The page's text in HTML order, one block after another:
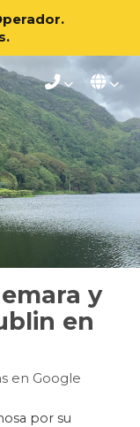
y
en
en Google
por su